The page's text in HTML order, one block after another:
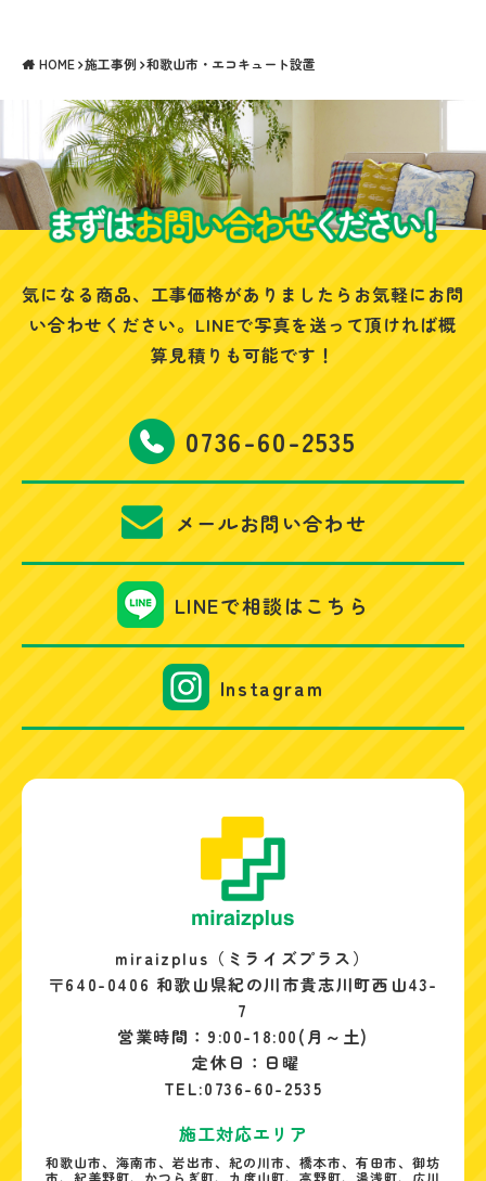
HOME 施工事例 和歌山市・エコキュート設置
気になる商品、工事価格がありましたらお気軽にお問
い合わせください。 LINEで写真を送って頂ければ概
算見積りも可能です！
0736-60-2535
メールお問い合わせ
LINEで相談はこちら
Instagram
miraizplus（ミライズプラス）
〒640-0406 和歌山県紀の川市貴志川町西山43-
7
営業時間：9:00-18:00(月～土)
定休日：日曜
TEL:0736-60-2535
施工対応エリア
和歌山市、海南市、岩出市、紀の川市、橋本市、有田市、御坊
市、紀美野町、かつらぎ町、九度山町、高野町、湯浅町、広川